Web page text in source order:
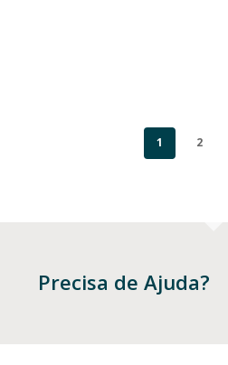
1 2
Precisa de Ajuda?